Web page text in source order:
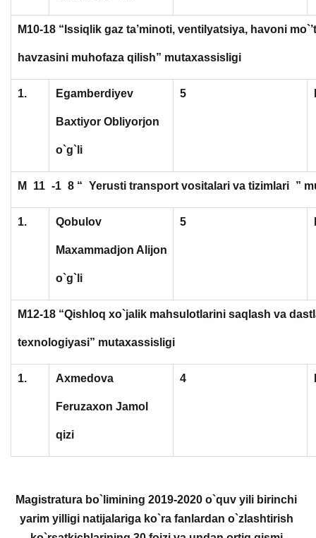
M10-18 “Issiqlik gaz ta’minoti, ventilyatsiya, havoni
havzasini muhofaza qilish” mutaxassisligi
1. Egamberdiyev
Baxtiyor Obliyorjon
o`g`li
5
M 11 -1 8 “ Yerusti transport vositalari va tizimlari ”
1. Qobulov
Maxammadjon Alijon
o`g`li
5
M12-18 “Qishloq xo`jalik mahsulotlarini saqlash va
texnologiyasi” mutaxassisligi
1. Axmedova
Feruzaxon Jamol
qizi
4
Magistratura bo`limining 2019-2020 o`quv yili birinchi
yarim yilligi natijalariga ko`ra fanlardan o`zlashtirish